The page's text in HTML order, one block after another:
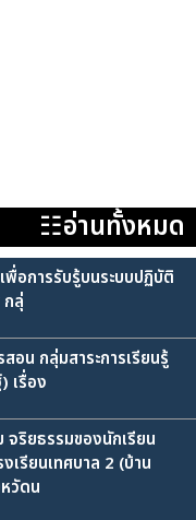
☷อ่านทั้งหมด
พื่อการรับรู้บนระบบปฏิบัติ
กลุ่
อน กลุ่มสาระการเรียนรู้
เรื่อง
ริยธรรมของนักเรียน
รียนเทศบาล 2 (บ้าน
วัดน